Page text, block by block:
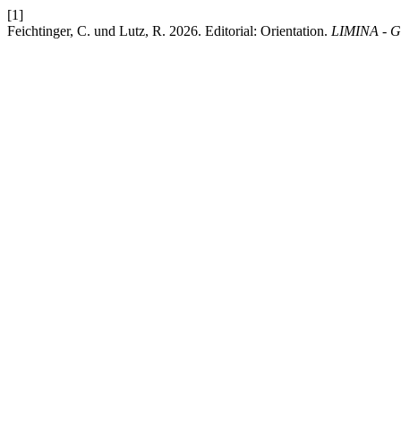
[1]
Feichtinger, C. und Lutz, R. 2026. Editorial: Orientation. LIMINA -